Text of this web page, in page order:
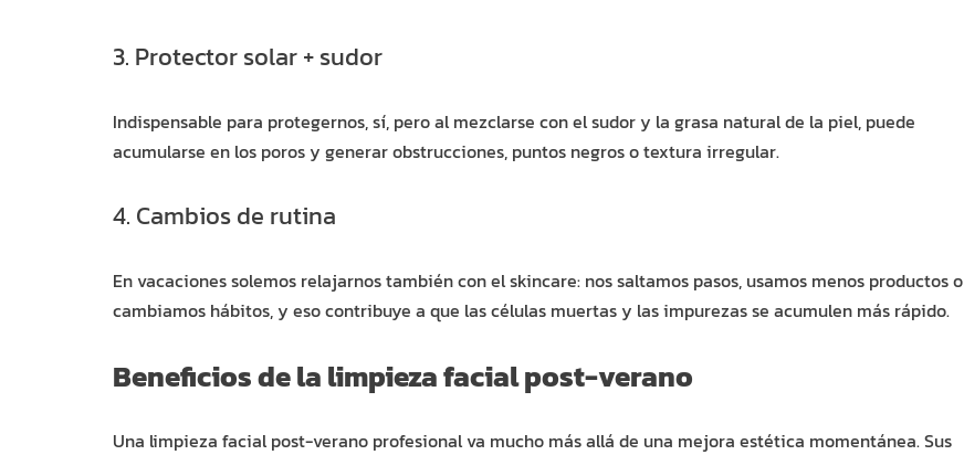
3. Protector solar + sudor
Indispensable para protegernos, sí, pero al mezclarse con el sudor y la grasa natural de la piel, puede
acumularse en los poros y generar obstrucciones, puntos negros o textura irregular.
4. Cambios de rutina
En vacaciones solemos relajarnos también con el skincare: nos saltamos pasos, usamos menos productos o
cambiamos hábitos, y eso contribuye a que las células muertas y las impurezas se acumulen más rápido.
Beneficios de la limpieza facial post-verano
Una limpieza facial post-verano profesional va mucho más allá de una mejora estética momentánea. Sus